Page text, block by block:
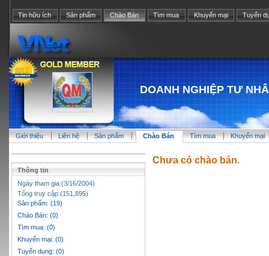
Tin hữu ích Sản phẩm Chào Bán Tìm mua Khuyến mại Tuyển
DOANH NGHIỆP TƯ
Giới thiệu Liên hệ Sản phẩm Chào Bán Tìm mua Khuyến mại
Thông tin
Ngày tham gia:(3/16/2004)
Tổng truy cập:(151,895)
Sản phẩm: (19)
Chào Bán: (0)
Tìm mua: (0)
Khuyến mại: (0)
Tuyển dụng: (0)
Chưa có chào bán.